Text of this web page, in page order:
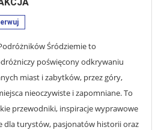
Śródziemie to
poświęcony odkrywaniu
miast i zabytków, przez góry,
nieoczywiste i zapomniane. To
przewodniki, inspiracje wyprawowe
dla turystów, pasjonatów historii oraz